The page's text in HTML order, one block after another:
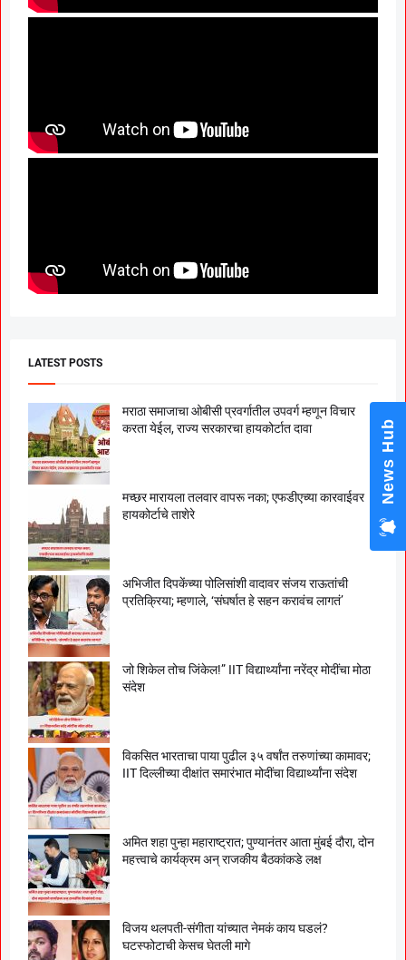
LATEST POSTS
मराठा समाजाचा ओबीसी प्रवर्गातील उपवर्ग म्हणून विचार
करता येईल, राज्य सरकारचा हायकोर्टात दावा
मच्छर मारायला तलवार वापरू नका; एफडीएच्या कारवाईवर
हायकोर्टाचे ताशेरे
अभिजीत दिपकेंच्या पोलिसांशी वादावर संजय राऊतांची
प्रतिक्रिया; म्हणाले, ‘संघर्षात हे सहन करावंच लागतं’
जो शिकेल तोच जिंकेल!” IIT विद्यार्थ्यांना नरेंद्र मोदींचा मोठा
संदेश
विकसित भारताचा पाया पुढील ३५ वर्षांत तरुणांच्या कामावर;
IIT दिल्लीच्या दीक्षांत समारंभात मोदींचा विद्यार्थ्यांना संदेश
अमित शहा पुन्हा महाराष्ट्रात; पुण्यानंतर आता मुंबई दौरा, दोन
महत्त्वाचे कार्यक्रम अन् राजकीय बैठकांकडे लक्ष
विजय थलपती-संगीता यांच्यात नेमकं काय घडलं?
घटस्फोटाची केसच घेतली मागे
News Hub